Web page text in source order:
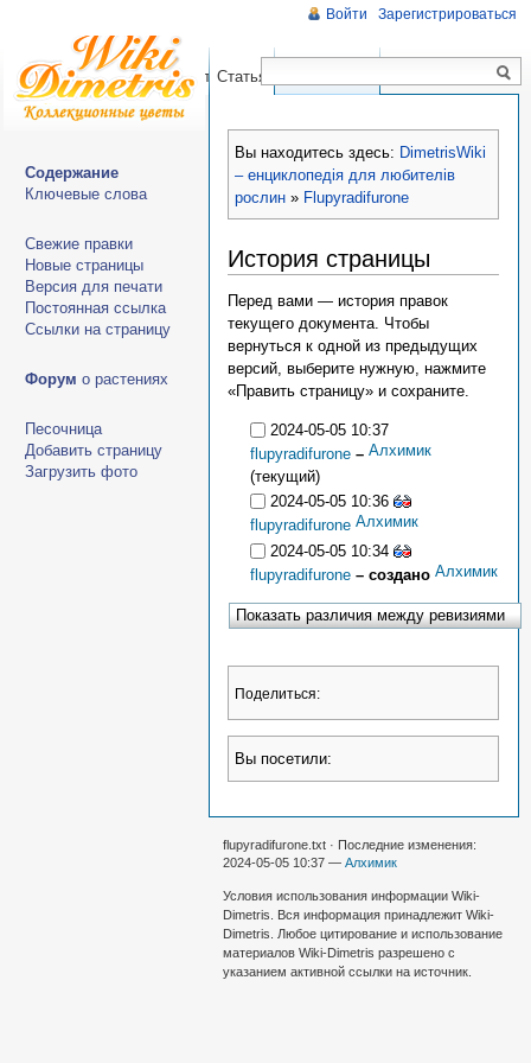
Вы находитесь здесь: DimetrisWiki
– енциклопедія для любителів
рослин » Flupyradifurone
История страницы
Перед вами — история правок
текущего документа. Чтобы
вернуться к одной из предыдущих
версий, выберите нужную, нажмите
«Править страницу» и сохраните.
2024-05-05 10:37
flupyradifurone –Алхимик
(текущий)
2024-05-05 10:36
flupyradifurone Алхимик
2024-05-05 10:34
flupyradifurone – создано Алхимик
Поделиться:
Вы посетили:
Войти Зарегистрироваться
Статья
Чтение Правка История
Содержание
Ключевые слова
Свежие правки
Новые страницы
Версия для печати
Постоянная ссылка
Ссылки на страницу
Форум о растениях
Песочница
Добавить страницу
Загрузить фото
flupyradifurone.txt · Последние изменения:
2024-05-05 10:37 — Алхимик
Условия использования информации Wiki-
Dimetris. Вся информация принадлежит Wiki-
Dimetris. Любое цитирование и использование
материалов Wiki-Dimetris разрешено с
указанием активной ссылки на источник.